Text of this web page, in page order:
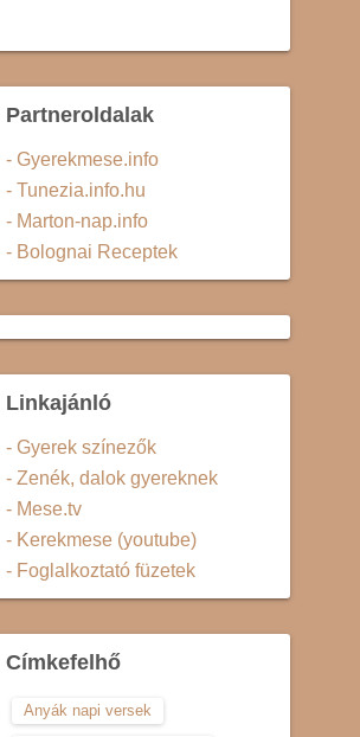
Partneroldalak
- Gyerekmese.info
- Tunezia.info.hu
- Marton-nap.info
- Bolognai Receptek
Linkajánló
- Gyerek színezők
- Zenék, dalok gyereknek
- Mese.tv
- Kerekmese (youtube)
- Foglalkoztató füzetek
Címkefelhő
Anyák napi versek